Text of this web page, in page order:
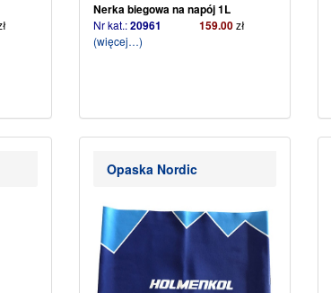
Nerka biegowa na napój 1L
Nr kat.:20961 159.00zł
(więcej…)
Opaska Nordic